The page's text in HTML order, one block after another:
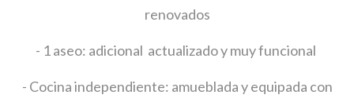
renovados
- 1 aseo: adicional actualizado y muy funcional
- Cocina independiente: amueblada y equipada con